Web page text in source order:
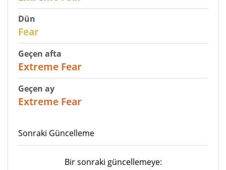
Dün
Fear
Geçen afta
Extreme Fear
Geçen ay
Extreme Fear
Sonraki Güncelleme
Bir sonraki güncellemeye: